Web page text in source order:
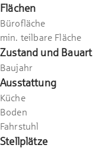
Flächen
Bürofläche
min. teilbare Fläche
Zustand und Bauart
Baujahr
Ausstattung
Küche
Boden
Fahrstuhl
Stellplätze